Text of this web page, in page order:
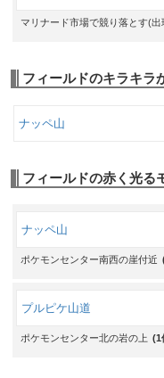
マリナード市場で競り落とす(出
フィールドのキラキラ
ナッペ山
フィールドの赤く光る
ナッペ山
ポケモンセンター南西の崖付近
プルピケ山道
ポケモンセンター北の岩の上 (1